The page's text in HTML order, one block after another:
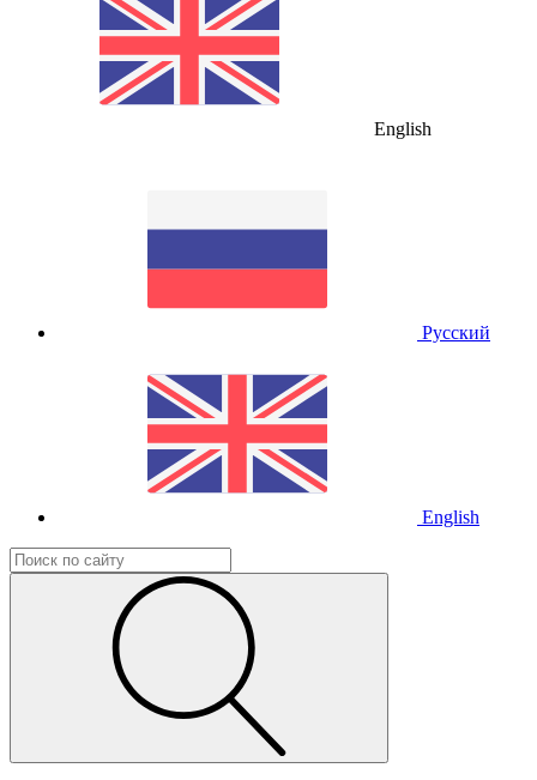
English
Русский
English